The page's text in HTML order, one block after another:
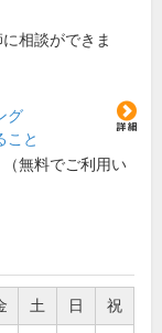
相談ができま
グ
こと
無料でご利用い
土 日 祝